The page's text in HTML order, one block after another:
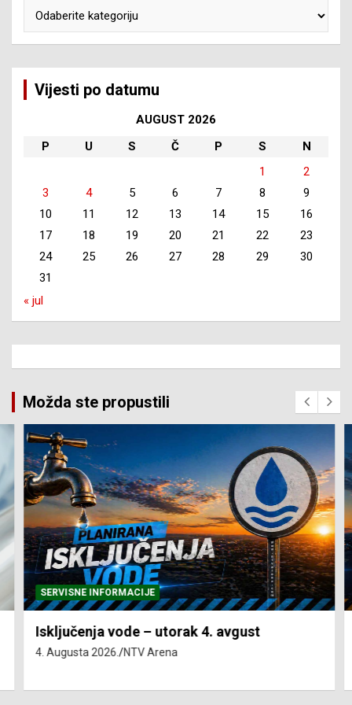
Vijesti po datumu
AUGUST 2026
P
U S Č P S
N
1
2
3
4 5 6 7 8
9
10
11 12 13 14 15
16
17
18 19 20 21 22
23
24
25 26 27 28 29
30
31
« jul
Možda ste propustili
SERVISNE INFORMACIJE
Isključenja vode – utorak 4. avgust
4. Augusta 2026. NTV Arena